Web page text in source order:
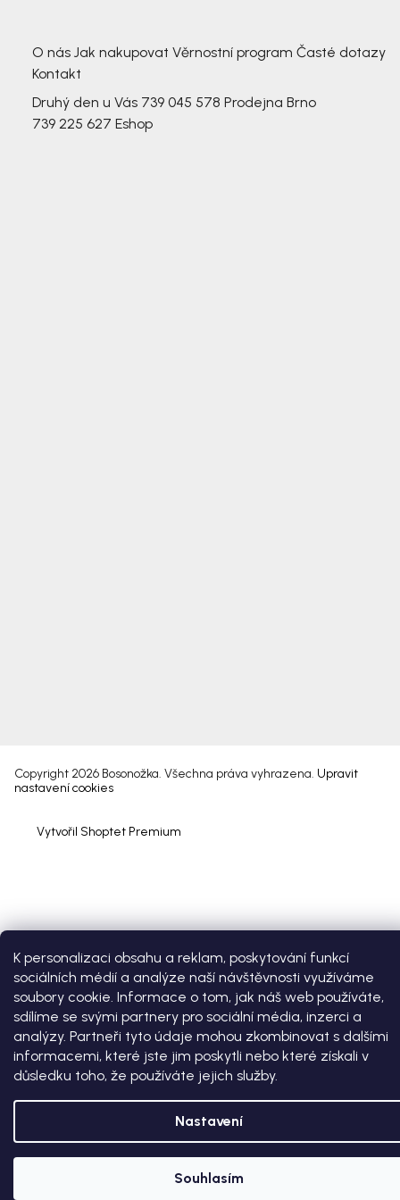
K personalizaci obsahu a reklam, poskytování funkcí
sociálních médií a analýze naší návštěvnosti využíváme
soubory cookie. Informace o tom, jak náš web používáte,
sdílíme se svými partnery pro sociální média, inzerci a
analýzy. Partneři tyto údaje mohou zkombinovat s dalšími
informacemi, které jste jim poskytli nebo které získali v
důsledku toho, že používáte jejich služby.
Nastavení
Souhlasím
O nás Jak nakupovat Věrnostní program Časté dotazy
Kontakt
Druhý den u Vás 739 045 578 Prodejna Brno
739 225 627 Eshop
Vytvořil Shoptet Premium
Copyright 2026 Bosonožka. Všechna práva vyhrazena. Upravit
nastavení cookies